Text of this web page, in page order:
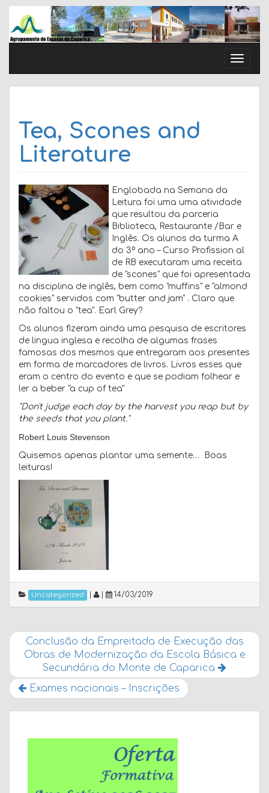
Skip
content
Toggle
Tea, Scones and
Literature
Englobada na Semana da
Leitura foi uma uma atividade
que resultou da parceria
Biblioteca, Restaurante /Bar e
Inglês. Os alunos da turma A
do 3º ano – Curso Profission al
de RB executaram uma receita
de "scones" que foi apresentada
na disciplina de inglês, bem como "muffins" e "almond
cookies" servidos com "butter and jam" . Claro que
não faltou o "tea". Earl Grey?
Os alunos fizeram ainda uma pesquisa de escritores
de lingua inglesa e recolha de algumas frases
famosas dos mesmos que entregaram aos presentes
em forma de marcadores de livros. Livros esses que
eram o centro do evento e que se podiam folhear e
ler a beber "a cup of tea"
"Don't judge each day by the harvest you reap but by
the seeds that you plant."
Robert Louis Stevenson
Quisemos apenas plantar uma semente… Boas
leituras!
Uncategorized 14/03/2019
Conclusão da Empreitada de Execução das
Obras de Modernização da Escola Básica e
Secundária do Monte de Caparica
Exames nacionais – Inscrições